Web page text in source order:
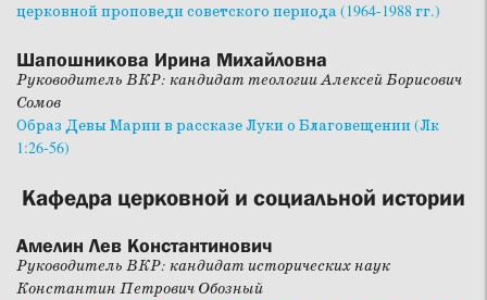
церковной проповеди советского периода (1964-1988 гг.)
Шапошникова Ирина Михайловна
Руководитель ВКР: кандидат теологии Алексей Борисович
Сомов
Образ Девы Марии в рассказе Луки о Благовещении (Лк
1:26-56)
Кафедра церковной и социальной истории
Амелин Лев Константинович
Руководитель ВКР: кандидат исторических наук
Константин Петрович Обозный